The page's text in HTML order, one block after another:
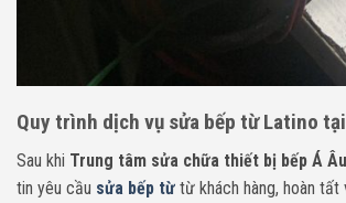
Quy trình dịch vụ sửa bếp từ Latino
Sau khi Trung tâm sửa chữa thiết bị bếp Á Âu
tin yêu cầu sửa bếp từ từ khách hàng, hoàn